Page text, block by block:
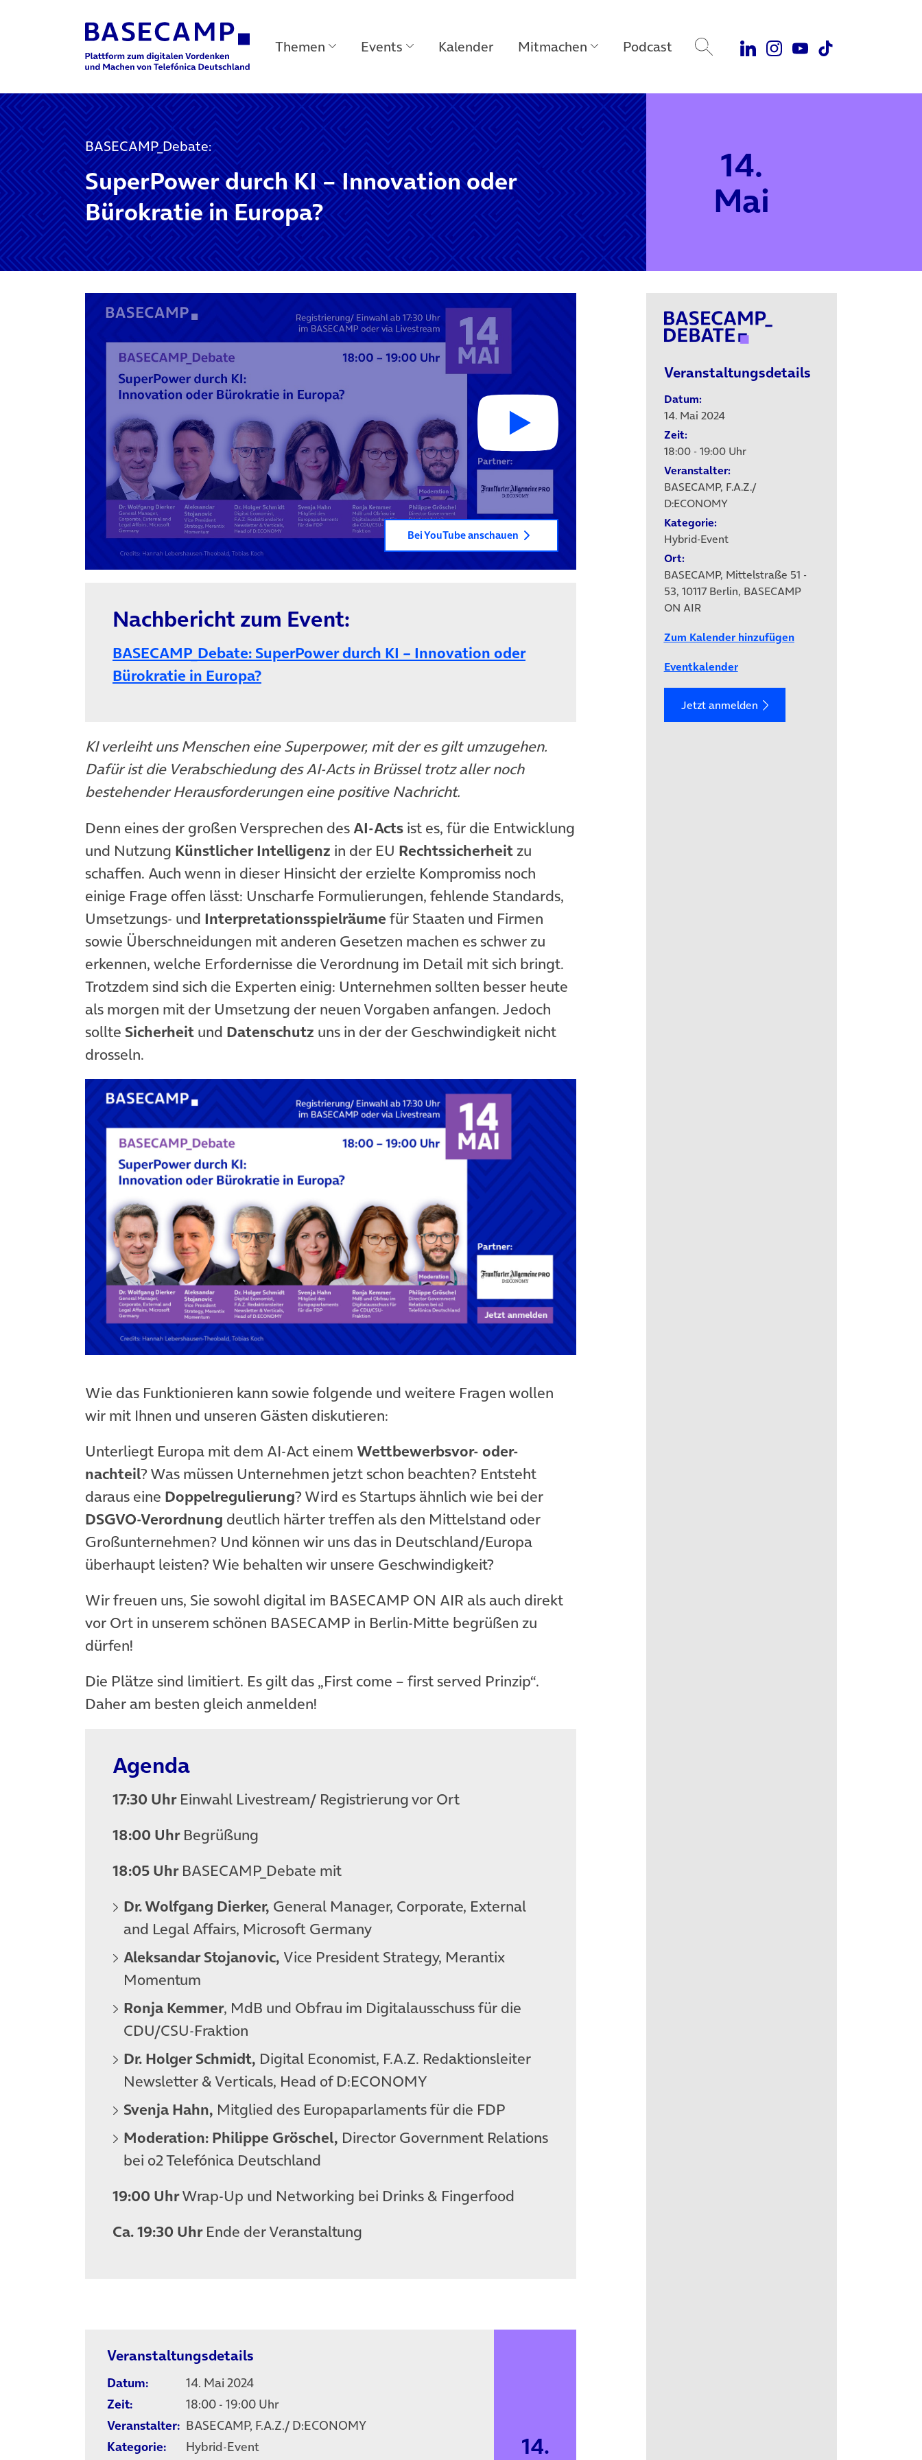
Main Navigation Themen Events Kalender Mitmachen Podcast
BASECAMP_Debate:
SuperPower durch KI – Innovation oder
Bürokratie in Europa?
14.
Mai
Bei YouTube anschauen
Nachbericht zum Event:
BASECAMP_Debate: SuperPower durch KI – Innovation oder
Bürokratie in Europa?
KI verleiht uns Menschen eine Superpower, mit der es gilt umzugehen.
Dafür ist die Verabschiedung des AI-Acts in Brüssel trotz aller noch
bestehender Herausforderungen eine positive Nachricht.
Denn eines der großen Versprechen desAI-Acts ist es, für die Entwicklung
und Nutzung Künstlicher Intelligenz in der EU Rechtssicherheit zu
schaffen. Auch wenn in dieser Hinsicht der erzielte Kompromiss noch
einige Frage offen lässt: Unscharfe Formulierungen, fehlende Standards,
Umsetzungs- und Interpretationsspielräumefür Staaten und Firmen
sowie Überschneidungen mit anderen Gesetzen machen es schwer zu
erkennen, welche Erfordernisse die Verordnung im Detail mit sich bringt.
Trotzdem sind sich die Experten einig: Unternehmen sollten besser heute
als morgen mit der Umsetzung der neuen Vorgaben anfangen. Jedoch
sollte Sicherheit und Datenschutz uns in der der Geschwindigkeit nicht
drosseln.
Wie das Funktionieren kann sowie folgende und weitere Fragen wollen
wir mit Ihnen und unseren Gästen diskutieren:
Unterliegt Europa mit dem AI-Act einem Wettbewerbsvor- oder-
nachteil? Was müssen Unternehmen jetzt schon beachten? Entsteht
daraus eine Doppelregulierung? Wird es Startups ähnlich wie bei der
DSGVO-Verordnung deutlich härter treffen als den Mittelstand oder
Großunternehmen? Und können wir uns das in Deutschland/Europa
überhaupt leisten? Wie behalten wir unsere Geschwindigkeit?
Wir freuen uns, Sie sowohl digital im BASECAMP ON AIR als auch direkt
vor Ort in unserem schönen BASECAMP in Berlin-Mitte begrüßen zu
dürfen!
Die Plätze sind limitiert. Es gilt das „First come – first served Prinzip“.
Daher am besten gleich anmelden!
Agenda
17:30 UhrEinwahl Livestream/ Registrierung vor Ort
18:00 UhrBegrüßung
18:05 UhrBASECAMP_Debate mit
Dr. Wolfgang Dierker, General Manager, Corporate, External
and Legal Affairs, Microsoft Germany
Aleksandar Stojanovic, Vice President Strategy, Merantix
Momentum
Ronja Kemmer, MdB und Obfrau im Digitalausschuss für die
CDU/CSU-Fraktion
Dr. Holger Schmidt, Digital Economist, F.A.Z. Redaktionsleiter
Newsletter & Verticals, Head of D:ECONOMY
Svenja Hahn, Mitglied des Europaparlaments für die FDP
Moderation: Philippe Gröschel, Director Government Relations
bei o2 Telefónica Deutschland
19:00 UhrWrap-Up und Networking bei Drinks & Fingerfood
Ca. 19:30 UhrEnde der Veranstaltung
Veranstaltungsdetails
Datum:
14. Mai 2024
Zeit:
18:00 - 19:00 Uhr
Veranstalter: BASECAMP, F.A.Z./ D:ECONOMY
Kategorie:
Hybrid-Event
14.
Veranstaltungsdetails
Datum:
14. Mai 2024
Zeit:
18:00 - 19:00 Uhr
Veranstalter:
BASECAMP, F.A.Z./
D:ECONOMY
Kategorie:
Hybrid-Event
Ort:
BASECAMP, Mittelstraße 51 -
53, 10117 Berlin, BASECAMP
ON AIR
Zum Kalender hinzufügen
Eventkalender
Jetzt anmelden